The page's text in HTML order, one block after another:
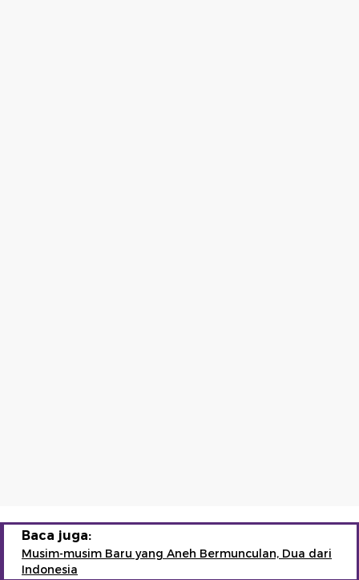
Baca juga:
Musim-musim Baru yang Aneh Bermunculan, Dua dari
Indonesia